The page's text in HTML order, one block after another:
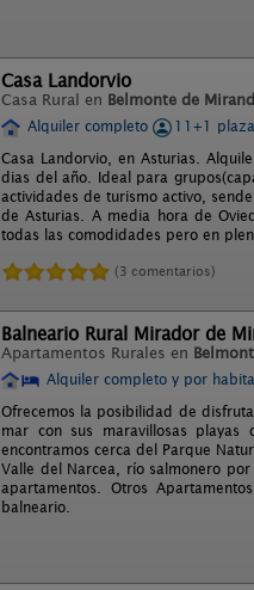
Casa Landorvio
Casa Rural en Belmonte de
Alquiler completo
11+1
Casa Landorvio, en Asturias.
dias del año. Ideal para
actividades de turismo activo,
de Asturias. A media hora de
todas las comodidades pero en
(3 comentarios)
Balneario Rural Mirador de
Apartamentos Rurales en
Alquiler completo y por
Ofrecemos la posibilidad de
mar con sus maravillosas playas
encontramos cerca del Parque
Valle del Narcea, río salmonero
apartamentos. Otros
balneario.